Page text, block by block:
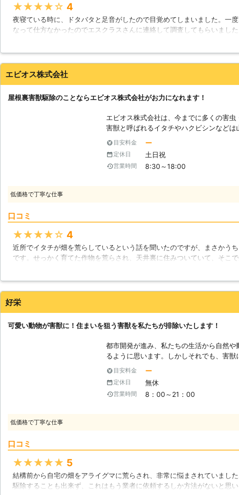
調査した上、最適な方法で屋根裏害獣駆除
被害にお困りでしたら、豊富な実績と経験
★★★★★ 4
夜寝ている時に、ドタバタと足音がしたので目覚めてしまいました。一
なって仕方なかったのでエスクラスさんに連絡して調査してもらいまし
クビシンでした。なので、その場で見積もりを出してもらい、1m近いハ
広島県 東広島市 2016年12月11日
エビオス株式会社
屋根裏害獣駆除のことならエビオス株式会社がお力になれます！
エビオス株式会社は、今までに多くの害虫
害獣と呼ばれるイタチやハクビシンなどは
でしたが、最近では都会でも頻繁に見か
裏に住み着いて巣を作り、そこで生活をし
ては人間が被害を受けてしまいます。そん
に駆除を行うことが大切です。屋根裏害獣
そんな事態になってしまうとリフォーム
てしまいます。他にも、果物や野菜等とい
方に深刻なダメージを与えてしまいます。
目安料金 ー
定休日 土日祝
営業時間 8:30～18:00
低価格で丁寧な仕事
口コミ
★★★★★ 4
近所でイタチが畑を荒らしているという話を聞いたのですが、まさかう
です。せっかく育てた作物を荒らされ、天井裏に住みついていて、そこ
までされているとは最悪でした。これも、エビオスさんが突き止めて下
広島県 広島市佐伯区 2016年12月28日
好栄
可愛い動物が害獣に！住まいを狙う害獣を私たちが排除いたします！
都市開発が進み、私たちの生活から自然
るように思います。しかしそれでも、害
ん。害獣たちのことを知っておくことで
しょう。 【なぜ害獣が住み着くのか】 先ほど述べましたように、人は自然
を切り開くことで生活圏を広げてきました
たちが住処を追われることになります。し
様々な被害を被ることになります。初期
など、深刻な被害をもたらすようになります。 【駆除を妨げるも
に百害あって一利なしの害獣たちですが、
目安料金 ー
定休日 無休
営業時間 8：00～21：00
低価格で丁寧な仕事
口コミ
★★★★★ 5
結構前から自宅の畑をアライグマに荒らされ、非常に悩まされていまし
駆除することも出来ず、これはもう業者に依頼するしか方法がないと思